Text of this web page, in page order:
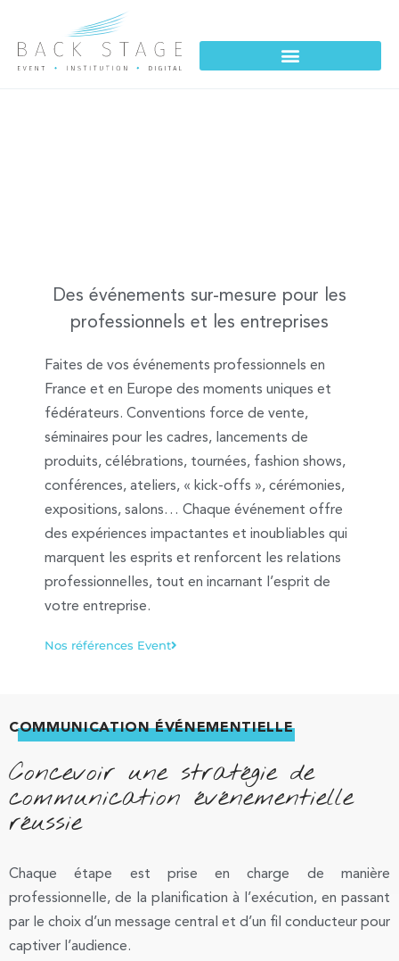
Des événements sur-mesure pour les
professionnels et les entreprises
Faites de vos événements professionnels en
France et en Europe des moments uniques et
fédérateurs. Conventions force de vente,
séminaires pour les cadres, lancements de
produits, célébrations, tournées, fashion shows,
conférences, ateliers, « kick-offs », cérémonies,
expositions, salons… Chaque événement offre
des expériences impactantes et inoubliables qui
marquent les esprits et renforcent les relations
professionnelles, tout en incarnant l’esprit de
votre entreprise.
Nos références Event
COMMUNICATION ÉVÉNEMENTIELLE
Concevoir une stratégie de
communication événementielle
réussie
Chaque étape est prise en charge de manière
professionnelle, de la planification à l’exécution, en passant
par le choix d’un message central et d’un fil conducteur pour
captiver l’audience.